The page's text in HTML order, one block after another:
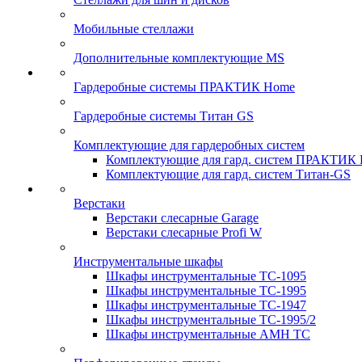
Мобильные стеллажи
Дополнительные комплектующие MS
Гардеробные системы ПРАКТИК Home
Гардеробные системы Титан GS
Комплектующие для гардеробных систем
Комплектующие для гард. систем ПРАКТИК
Комплектующие для гард. систем Титан-GS
Верстаки
Верстаки слесарные Garage
Верстаки слесарные Profi W
Инструментальные шкафы
Шкафы инструментальные TC-1095
Шкафы инструментальные TC-1995
Шкафы инструментальные TC-1947
Шкафы инструментальные TC-1995/2
Шкафы инструментальные AMH TC